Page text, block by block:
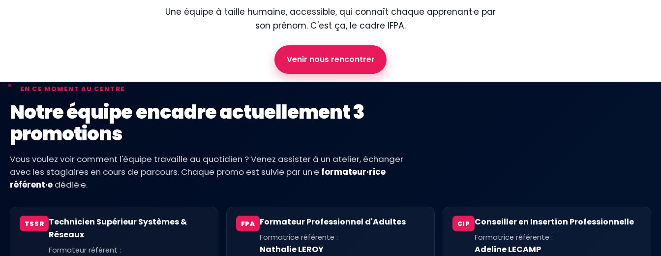
Une équipe à taille humaine, accessible, qui connaît chaque apprenant·e par
son prénom. C'est ça, le cadre IFPA.
Venir nous rencontrer
EN CE MOMENT AU CENTRE
Notre équipe encadre actuellement 3
promotions
Vous voulez voir comment l'équipe travaille au quotidien ? Venez assister à un atelier, échanger
avec les stagiaires en cours de parcours. Chaque promo est suivie par un·e formateur·rice
référent·e dédié·e.
TSSR Technicien Supérieur Systèmes &
Réseaux
Formateur référent :
FPA Formateur Professionnel d'Adultes
Formatrice référente :
Nathalie LEROY
CIP Conseiller en Insertion Professionnelle
Formatrice référente :
Adeline LECAMP